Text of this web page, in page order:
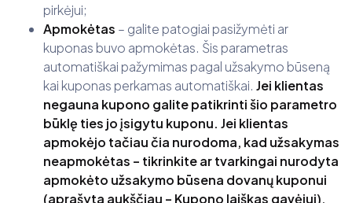
pirkėjui;
Apmokėtas – galite patogiai pasižymėti ar
kuponas buvo apmokėtas. Šis parametras
automatiškai pažymimas pagal užsakymo būseną
kai kuponas perkamas automatiškai. Jei klientas
negauna kupono galite patikrinti šio parametro
būklę ties jo įsigytu kuponu. Jei klientas
apmokėjo tačiau čia nurodoma, kad užsakymas
neapmokėtas – tikrinkite ar tvarkingai nurodyta
apmokėto užsakymo būsena dovanų kuponui
(aprašyta aukščiau – Kupono laiškas gavėjui).